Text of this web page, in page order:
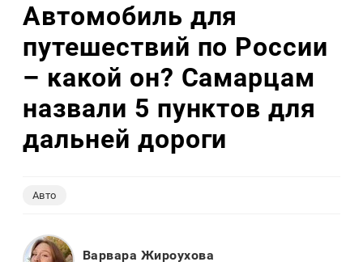
Автомобиль для
путешествий по России
– какой он? Самарцам
назвали 5 пунктов для
дальней дороги
Авто
Варвара Жироухова